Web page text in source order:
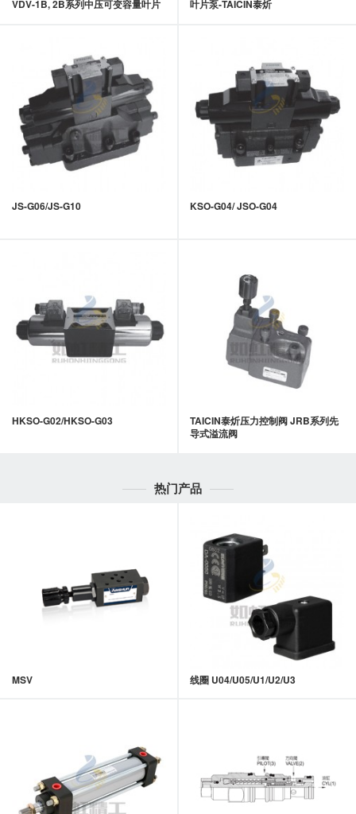
VDV-1B, 2B系列中压可变容量叶片
叶片泵-TAICIN泰炘
JS-G06/JS-G10 KSO-G04/ JSO-G04
HKSO-G02/HKSO-G03
TAICIN泰炘压力控制阀 JRB系列先
导式溢流阀
热门产品
MSV 线圈 U04/U05/U1/U2/U3